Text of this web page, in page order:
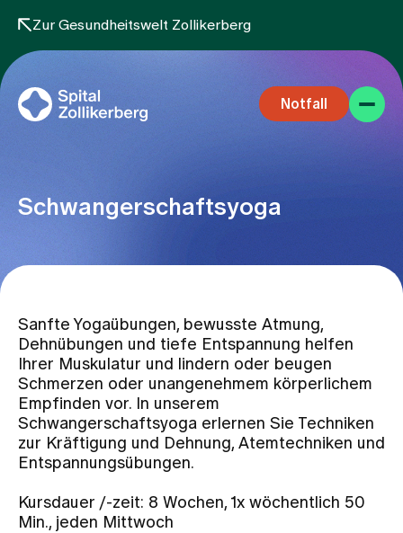
Zur Gesundheitswelt Zollikerberg
Notfall
Aufenthalt
Team
Zuweisende
Events
Schwangerschaftsyoga
Sanfte Yogaübungen, bewusste Atmung,
Dehnübungen und tiefe Entspannung helfen
Ihrer Muskulatur und lindern oder beugen
Schmerzen oder unangenehmem körperlichem
Empfinden vor. In unserem
Schwangerschaftsyoga erlernen Sie Techniken
zur Kräftigung und Dehnung, Atemtechniken und
Entspannungsübungen.
Kursdauer /-zeit: 8 Wochen, 1x wöchentlich 50
Min., jeden Mittwoch